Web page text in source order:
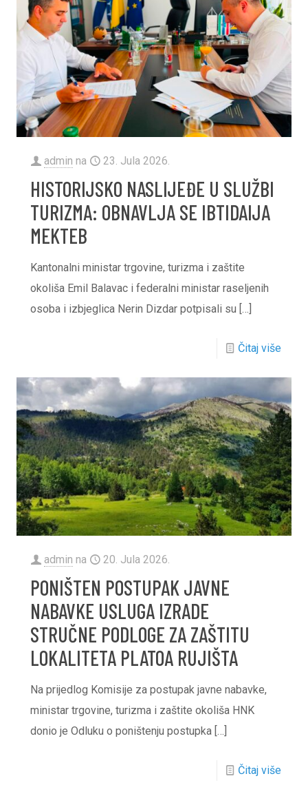
admin na 23. Jula 2026.
HISTORIJSKO NASLIJEĐE U SLUŽBI
TURIZMA: OBNAVLJA SE IBTIDAIJA
MEKTEB
Kantonalni ministar trgovine, turizma i zaštite
okoliša Emil Balavac i federalni ministar raseljenih
osoba i izbjeglica Nerin Dizdar potpisali su […]
Čitaj više
admin na 20. Jula 2026.
PONIŠTEN POSTUPAK JAVNE
NABAVKE USLUGA IZRADE
STRUČNE PODLOGE ZA ZAŠTITU
LOKALITETA PLATOA RUJIŠTA
Na prijedlog Komisije za postupak javne nabavke,
ministar trgovine, turizma i zaštite okoliša HNK
donio je Odluku o poništenju postupka […]
Čitaj više